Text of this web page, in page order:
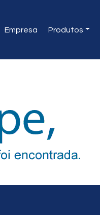
Empresa Produtos